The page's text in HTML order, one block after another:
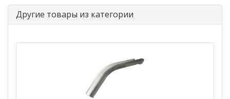
Другие товары из категории